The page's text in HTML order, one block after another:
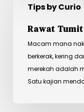
Tips by Curio
Tumit
Merekah
Rumah
Rawat
Macam mana
berkerak, kering
merekah adalah
Satu kajian